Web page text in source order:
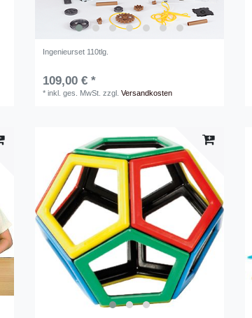
Ingenieurset 110tlg.
109,00 € *
*inkl. ges. MwSt. zzgl.Versandkosten